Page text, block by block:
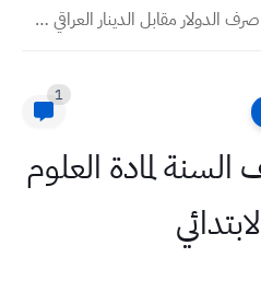
اسعار صرف الدولار مقابل الدينار العراقي اليوم الخميس 16 -...
1
لمادة العلوم